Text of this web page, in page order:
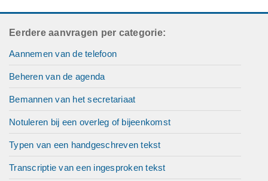
Eerdere aanvragen per categorie:
Aannemen van de telefoon
Beheren van de agenda
Bemannen van het secretariaat
Notuleren bij een overleg of bijeenkomst
Typen van een handgeschreven tekst
Transcriptie van een ingesproken tekst